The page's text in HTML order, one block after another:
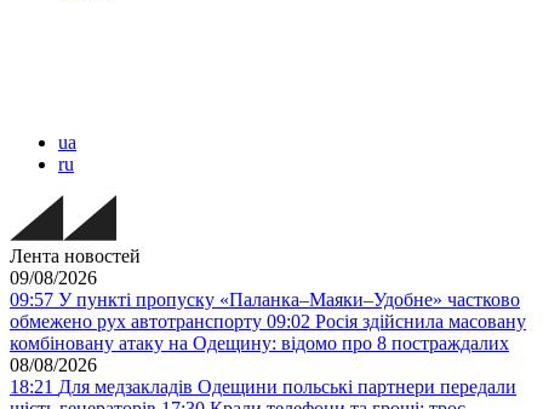
ua
ru
Лента новостей
09/08/2026
09:57 У пункті пропуску «Паланка–Маяки–Удобне» частково
обмежено рух автотранспорту 09:02 Росія здійснила масовану
комбіновану атаку на Одещину: відомо про 8 постраждалих
08/08/2026
18:21 Для медзакладів Одещини польські партнери передали